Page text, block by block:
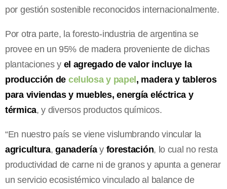
por gestión sostenible reconocidos internacionalmente.
Por otra parte, la foresto-industria de argentina se
provee en un 95% de madera proveniente de dichas
plantaciones yel agregado de valor incluye la
producción de celulosa y papel, madera y tableros
para viviendas y muebles, energía eléctrica y
térmica, y diversos productos químicos.
“En nuestro país se viene vislumbrando vincular la
agricultura,ganaderíay forestación, lo cual no resta
productividad de carne ni de granos y apunta a generar
un servicio ecosistémico vinculado al balance de